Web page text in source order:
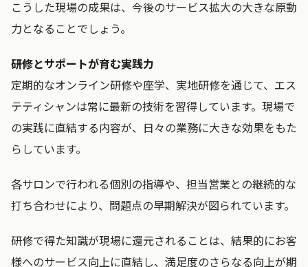
こうした現場の成果は、今後のサービス拡大の大きな原動
力となることでしょう。
研修とサポートが育む実践力
定期的なオンライン研修や座学、実地研修を通じて、エス
テティシャンは常に最新の技術を習得しています。現場で
の実践に直結する内容が、日々の業務に大きな効果をもた
らしています。
各サロンで行われる個別の指導や、担当営業との継続的な
打ち合わせにより、問題点の早期解決が図られています。
研修で得た知識が現場に還元されることは、結果的にお客
様へのサービス向上に直結し、満足度のさらなる向上が期